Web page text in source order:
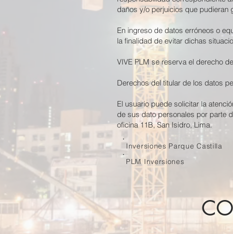
daños y/o perjuicios que pudieran
En ingreso de datos erróneos o
la finalidad de evitar dichas
VIVE PLM se reserva el derecho
Derechos del titular de los datos
El usuario puede solicitar la
de sus dato personales por parte
oficina 11B, San Isidro, Lima.
Inversiones Parque Castilla
PLM Inversiones